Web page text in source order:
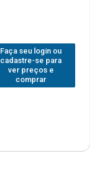
Faça seu login ou
cadastre-se para
ver preços e
comprar